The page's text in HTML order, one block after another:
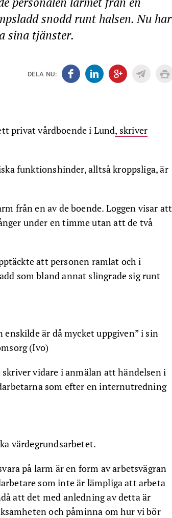
snodd runt halsen. Nu har
sina tjänster.
DELA NU:
privat vårdboende i Lund, skriver
funktionshinder, alltså kroppsliga, är
från en av de boende. Loggen visar att
under en timme utan att de två
att personen ramlat och i
som bland annat slingrade sig runt
är då mycket uppgiven” i sin
(Ivo)
vidare i anmälan att händelsen i
som efter en internutredning
värdegrundsarbetet.
på larm är en form av arbetsvägran
som inte är lämpliga att arbeta
att det med anledning av detta är
och påminna om hur vi bör